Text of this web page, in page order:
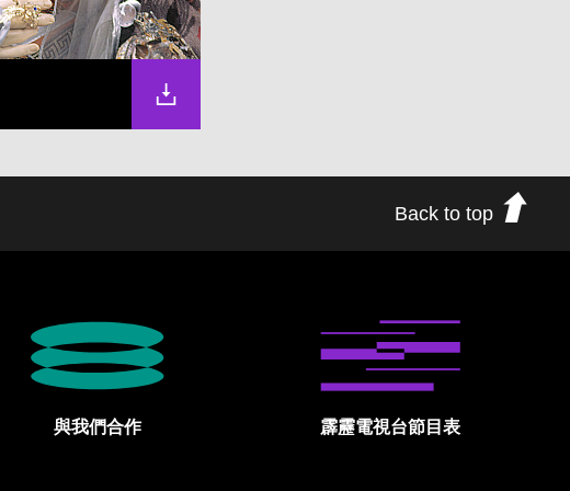
Back to top
與我們合作 霹靂電視台節目表